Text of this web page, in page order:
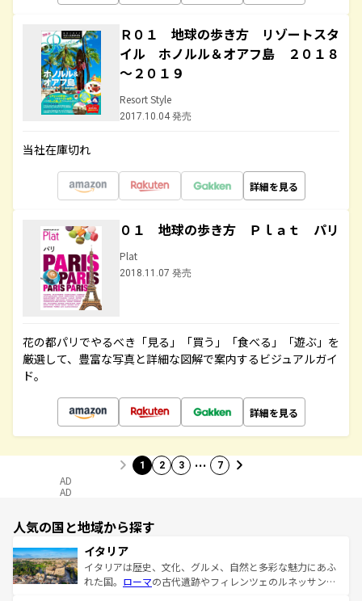
Ｒ０１ 地球の歩き方 リゾートスタ
イル ホノルル＆オアフ島 ２０１８
～２０１９
Resort Style
2017.10.04 発売
当社在庫切れ
詳細を見る
０１ 地球の歩き方 Ｐｌａｔ パリ
Plat
2018.11.07 発売
花の都パリでやるべき「見る」「買う」「食べる」「遊ぶ」を
厳選して、豊富な写真と詳細な図解で案内するビジュアルガイ
ド。
詳細を見る
1 2 3 … 7
AD
AD
人気の国と地域から探す
イタリア
イタリアは歴史、文化、グルメ、自然と多彩な魅力にあふ
れた国。 ローマの古代遺跡やフィレンツェのルネッサンス